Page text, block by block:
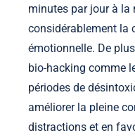
minutes par jour à la
considérablement la
émotionnelle. De
bio-hacking comme
périodes de
améliorer la pleine
distractions et en